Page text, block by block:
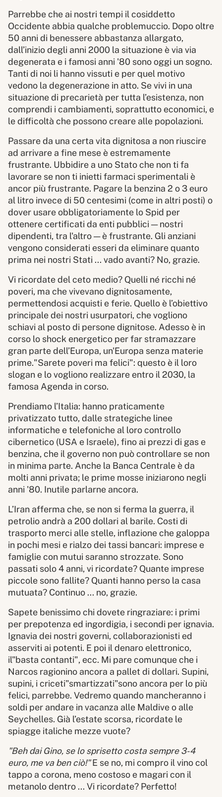
Parrebbe che ai nostri tempi il cosiddetto
Occidente abbia qualche problemuccio. Dopo oltre
50 anni di benessere abbastanza allargato,
dall’inizio degli anni 2000 la situazione è via via
degenerata e i famosi anni '80 sono oggi un sogno.
Tanti di noi li hanno vissuti e per quel motivo
vedono la degenerazione in atto. Se vivi in una
situazione di precarietà per tutta l’esistenza, non
comprendi i cambiamenti, soprattutto economici, e
le difficoltà che possono creare alle popolazioni.
Passare da una certa vita dignitosa a non riuscire
ad arrivare a fine mese è estremamente
frustrante. Ubbidire a uno Stato che non ti fa
lavorare se non ti inietti farmaci sperimentali è
ancor più frustrante. Pagare la benzina 2 o 3 euro
al litro invece di 50 centesimi (come in altri posti) o
dover usare obbligatoriamente lo Spid per
ottenere certificati da enti pubblici — nostri
dipendenti, tra l'altro — è frustrante. Gli anziani
vengono considerati esseri da eliminare quanto
prima nei nostri Stati ... vado avanti? No, grazie.
Vi ricordate del ceto medio? Quelli né ricchi né
poveri, ma che vivevano dignitosamente,
permettendosi acquisti e ferie. Quello è l’obiettivo
principale dei nostri usurpatori, che vogliono
schiavi al posto di persone dignitose. Adesso è in
corso lo shock energetico per far stramazzare
gran parte dell’Europa, un'Europa senza materie
prime."Sarete poveri ma felici": questo è il loro
slogan e lo vogliono realizzare entro il 2030, la
famosa Agenda in corso.
Prendiamo l’Italia: hanno praticamente
privatizzato tutto, dalle strategiche linee
informatiche e telefoniche al loro controllo
cibernetico (USA e Israele), fino ai prezzi di gas e
benzina, che il governo non può controllare se non
in minima parte. Anche la Banca Centrale è da
molti anni privata; le prime mosse iniziarono negli
anni '80. Inutile parlarne ancora.
L’Iran afferma che, se non si ferma la guerra, il
petrolio andrà a 200 dollari al barile. Costi di
trasporto merci alle stelle, inflazione che galoppa
in pochi mesi e rialzo dei tassi bancari: imprese e
famiglie con mutui saranno strozzate. Sono
passati solo 4 anni, vi ricordate? Quante imprese
piccole sono fallite? Quanti hanno perso la casa
mutuata? Continuo ... no, grazie.
Sapete benissimo chi dovete ringraziare: i primi
per prepotenza ed ingordigia, i secondi per ignavia.
Ignavia dei nostri governi, collaborazionisti ed
asserviti ai potenti. E poi il denaro elettronico,
il"basta contanti", ecc. Mi pare comunque che i
Narcos ragionino ancora a pallet di dollari. Supini,
supini, i criceti"smartizzati"sono ancora per lo più
felici, parrebbe. Vedremo quando mancheranno i
soldi per andare in vacanza alle Maldive o alle
Seychelles. Già l’estate scorsa, ricordate le
spiagge italiche mezze vuote?
"Beh dai Gino, se lo sprisetto costa sempre 3-4
euro, me va ben ciò!"E se no, mi compro il vino col
tappo a corona, meno costoso e magari con il
metanolo dentro ... Vi ricordate? Perfetto!